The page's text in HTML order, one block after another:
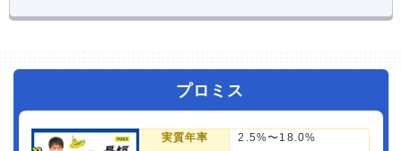
プロミス
実質年率 2.5%〜18.0%